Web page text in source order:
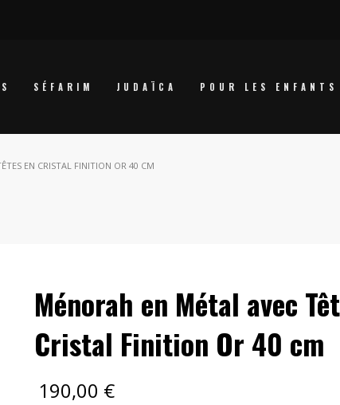
SÉFARIM JUDAÏCA POUR LES ENFANTS
EN CRISTAL FINITION OR 40 CM
Ménorah en Métal avec
Cristal Finition Or 40 cm
190,00 €